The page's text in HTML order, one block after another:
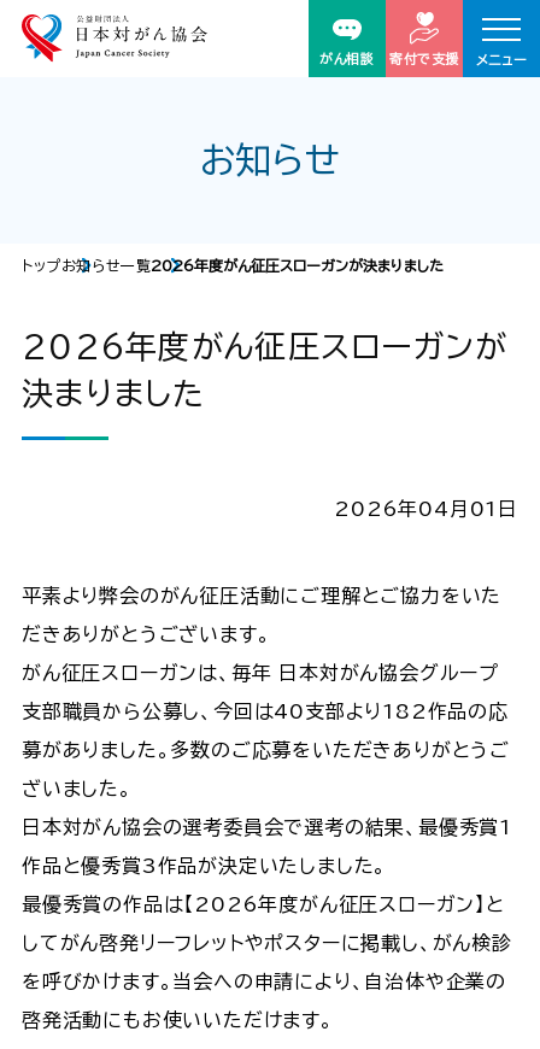
がん相談 寄付で支援 メニュー
お知らせ
トップお知らせ一覧2026年度がん征圧スローガンが決まりました
2026年度がん征圧スローガンが
決まりました
2026年04月01日
平素より弊会のがん征圧活動にご理解とご協力をいた
だきありがとうございます。
がん征圧スローガンは、毎年 日本対がん協会グループ
支部職員から公募し、今回は40支部より182作品の応
募がありました。多数のご応募をいただきありがとうご
ざいました。
日本対がん協会の選考委員会で選考の結果、最優秀賞1
作品と優秀賞3作品が決定いたしました。
最優秀賞の作品は【2026年度がん征圧スローガン】と
してがん啓発リーフレットやポスターに掲載し、がん検診
を呼びかけます。当会への申請により、自治体や企業の
啓発活動にもお使いいただけます。